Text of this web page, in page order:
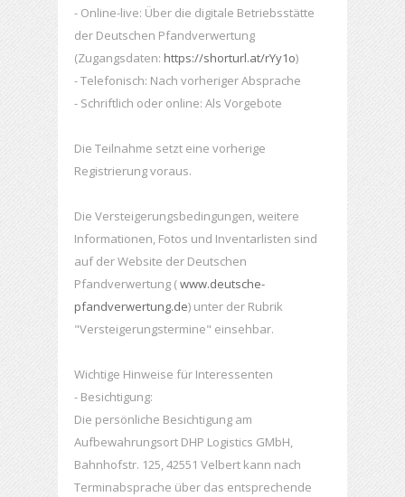
- Online-live: Über die digitale Betriebsstätte
der Deutschen Pfandverwertung
(Zugangsdaten: https://shorturl.at/rYy1o)
- Telefonisch: Nach vorheriger Absprache
- Schriftlich oder online: Als Vorgebote
Die Teilnahme setzt eine vorherige
Registrierung voraus.
Die Versteigerungsbedingungen, weitere
Informationen, Fotos und Inventarlisten sind
auf der Website der Deutschen
Pfandverwertung (www.deutsche-
pfandverwertung.de) unter der Rubrik
"Versteigerungstermine" einsehbar.
Wichtige Hinweise für Interessenten
- Besichtigung:
Die persönliche Besichtigung am
Aufbewahrungsort DHP Logistics GMbH,
Bahnhofstr. 125, 42551 Velbert kann nach
Terminabsprache über das entsprechende